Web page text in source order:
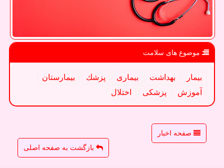
موضوع های سلامت
بیمار بهداشت بیماری پزشك
بیمارستان
آموزش
پزشكی اختلال
صفحه اخبار
بازگشت به صفحه اصلی